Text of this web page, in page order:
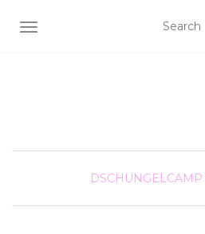
SCHALTE NAVIGATION
DSCHUNGELCAMP